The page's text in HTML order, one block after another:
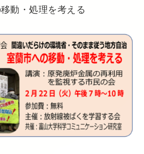
動・処理を考える